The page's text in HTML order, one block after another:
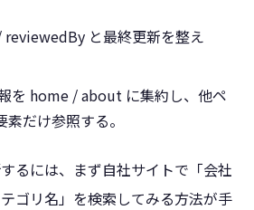
と最終更新を整え
を home / about に集約し、他ペ
だけ参照する。
るには、まず自社サイトで「会社
ゴリ名」を検索してみる方法が手